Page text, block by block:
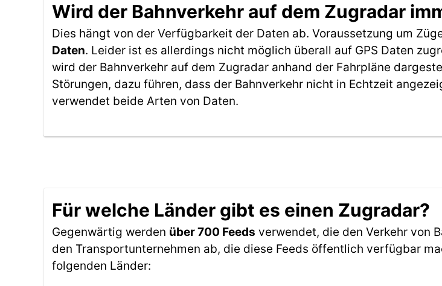
Wird der Bahnverkehr auf dem Zugradar
Dies hängt von der Verfügbarkeit der Daten ab. Voraussetzung um
Daten. Leider ist es allerdings nicht möglich überall auf GPS Daten
wird der Bahnverkehr auf dem Zugradar anhand der Fahrpläne
Störungen, dazu führen, dass der Bahnverkehr nicht in Echtzeit
verwendet beide Arten von Daten.
Für welche Länder gibt es einen Zugradar?
Gegenwärtig werden über 700 Feeds verwendet, die den Verkehr von
den Transportunternehmen ab, die diese Feeds öffentlich verfügbar
folgenden Länder: